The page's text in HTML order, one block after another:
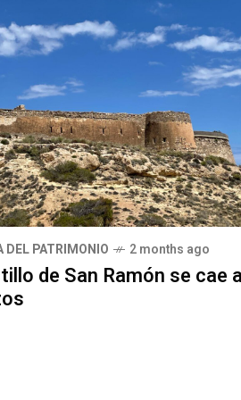
DEL PATRIMONIO 2 months ago
de San Ramón se cae